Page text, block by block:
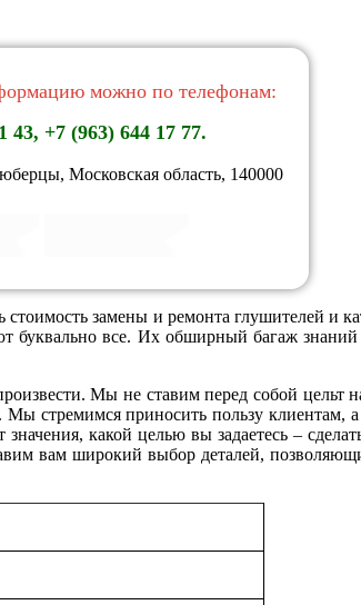
можно по телефонам:
43, +7 (963) 644 17 77.
Московская область, 140000
замены и ремонта глушителей и
буквально все. Их обширный багаж
Мы не ставим перед собой цельт
стремимся приносить пользу клиентам,
какой целью вы задаетесь –
вам широкий выбор деталей,